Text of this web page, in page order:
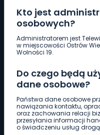
Kto jest
osobowych?
Administratorem jest
w miejscowości Ostrów
Wolności 19.
Do czego będą
dane osobowe?
Państwa dane osobowe
nawiązania kontaktu,
oraz zachowania relacji
przesyłania informacji
o świadczeniu usług
Pobierz logotyp
661 997 997
REDAKCJA
62 735 22 22